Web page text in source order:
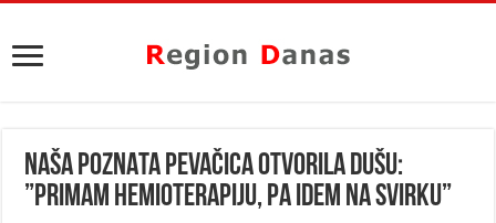
NAŠA POZNATA PEVAČICA OTVORILA DUŠU:
”Primam hemioterapiju, pa idem na svirku”